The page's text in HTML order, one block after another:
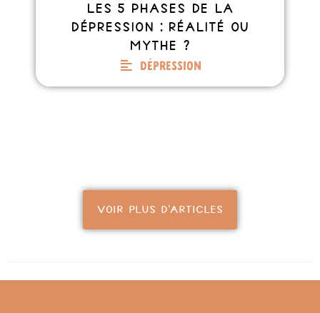
Les 5 phases de la
dépression : réalité ou
mythe ?
Dépression
VOIR PLUS D'ARTICLES